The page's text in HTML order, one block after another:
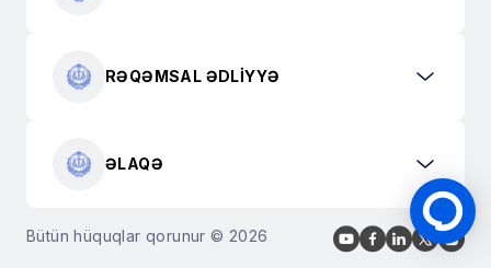
RƏQƏMSAL ƏDLIYYƏ
ƏLAQƏ
Bütün hüquqlar qorunur © 2026